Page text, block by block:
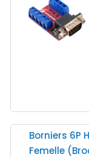
Borniers 6P
Femelle